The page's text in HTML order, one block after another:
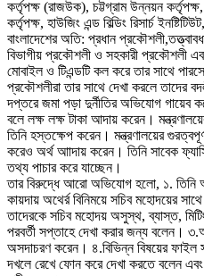
কর্তৃপক্ষ (রাজউক), চট্টগ্রাম উন্নয়ন
কর্তৃপক্ষ, হাউজিং এন্ড বিল্ডিং রিসার্চ
বাংলাদেশের অতি: প্রধান
বিভাগীয় প্রকৌশলী ও সহকারী প্রকৌশলী এবং
মোবাইল ও টিএন্ডটি কল করে তার সাথে
প্রকৌশলীরা তার সাথে দেখা করলে তাদের
দপ্তরে জমা পড়া দুর্নীতির অভিযোগ গায়েব
বলে লক্ষ লক্ষ টাকা আদায় করেন।
তিনি হস্তক্ষেপ করেন। মন্ত্রণালয়ের
করেও অর্থ আাদায় করেন। তিনি সাবেক
তথ্য পাচার করে যাচ্ছেন।
তার বিরুদ্ধে আরো অভিযোগ হলো, ১. তিনি
কায়দায় অথের্র বিনিময়ে সচিব মহোদয়ের
তাদেরকে সচিব মহোদয় অসুস্থ, ব্যাস্ত,
পরবর্তী সপ্তাহে দেখা করার জন্য বলেন।
অসদাচরণ করেন। ৪.বিভিন্ন বিষয়ের
দখলে রেখে ফোন করে দেখা করতে বলেন